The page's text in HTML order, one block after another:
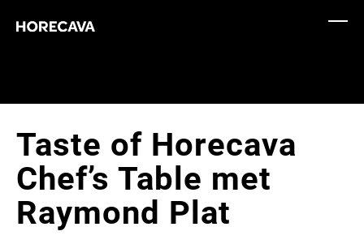
Taste of Horecava
Chef’s Table met
Raymond Plat